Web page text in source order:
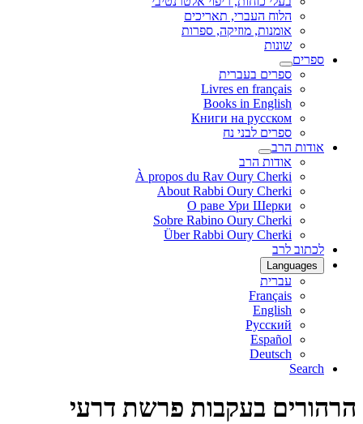
הלוח העברי, תאריכים
אומנות, מוזיקה, ספרות
שונות
ספרים
ספרים בעברית
Livres en français
Books in English
Книги на русском
ספרים לבני נח
אודות הרב
אודות הרב
À propos du Rav Oury Cherki
About Rabbi Oury Cherki
О раве Ури Шерки
Sobre Rabino Oury Cherki
Über Rabbi Oury Cherki
לכתוב לרב
Languages
עברית
Français
English
Русский
Español
Deutsch
Search
הרהורים בעקבות פרשת דרעי